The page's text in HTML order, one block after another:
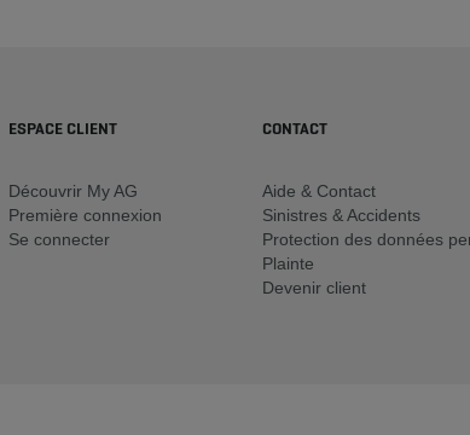
ESPACE CLIENT
Découvrir My AG
Première connexion
Se connecter
CONTACT
Aide & Contact
Sinistres & Accidents
Protection des données
Plainte
Devenir client